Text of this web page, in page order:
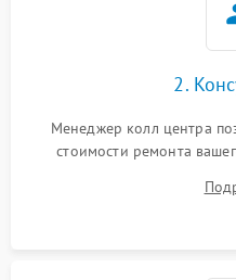
Поломка системы защиты
2.
Менеджер колл центра
стоимости ремонта